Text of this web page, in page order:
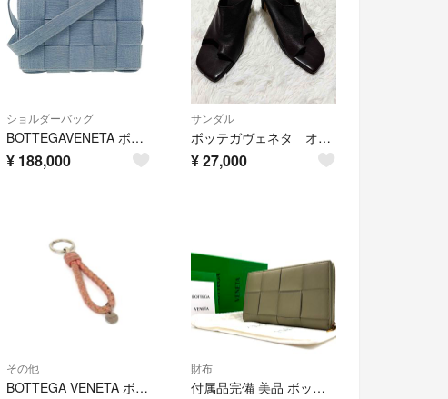
ショルダーバッグ
BOTTEGAVENETA ボッテガヴェネタ イントレチャート カセット ショルダーバッグ 710188 デニム インディゴ ブルー レディース【中古】
¥ 188,000
サンダル
ボッテガヴェネタ オープントゥ トングサンダル ヒール ブラウン 36
¥27,000
その他
BOTTEGA VENETA ボッテガヴェネタ イントレチャート SV925×レザー キーリング キーホルダー メンズ シルバー系×ピンク系 DP5512
財布
付属品完備 美品 ボッテガヴェネタ BOTTEGA VENETA カセット マキシイントレチャート 長財布 ラウンドファスナー レザー ライムグリーン ジップ 夏休み 帰省 お盆 敬老の日 シルバーウィーク 秋 ハロウィン 七五三 ギフト プレゼント